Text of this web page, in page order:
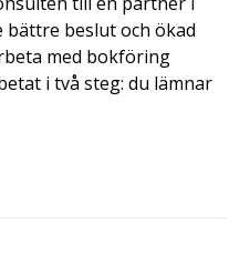
beslut och ökad
med bokföring
i två steg: du lämnar